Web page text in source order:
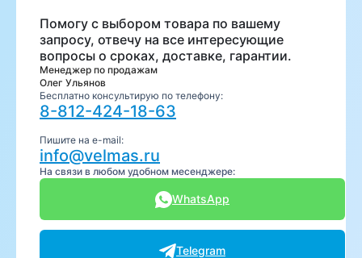
Помогу с выбором товара по вашему
запросу, отвечу на все интересующие
вопросы о сроках, доставке, гарантии.
Менеджер по продажам
Олег Ульянов
Бесплатно консультирую по телефону:
8-812-424-18-63
Пишите на e-mail:
info@velmas.ru
На связи в любом удобном месенджере:
WhatsApp
Telegram